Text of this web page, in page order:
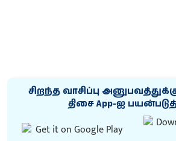
சிறந்த வாசிப்பு
திசை App-ஐ